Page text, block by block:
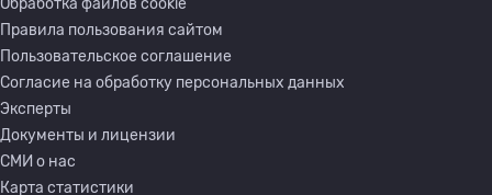
Обработка файлов cookie
Правила пользования сайтом
Пользовательское соглашение
Согласие на обработку персональных данных
Эксперты
Документы и лицензии
СМИ о нас
Карта статистики